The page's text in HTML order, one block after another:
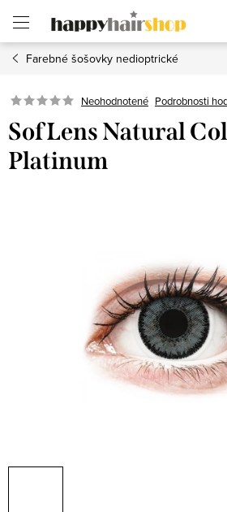
obsah
Farebné šošovky nedioptrické
Neohodnotené Podrobnosti
SofLens Natural
Platinum